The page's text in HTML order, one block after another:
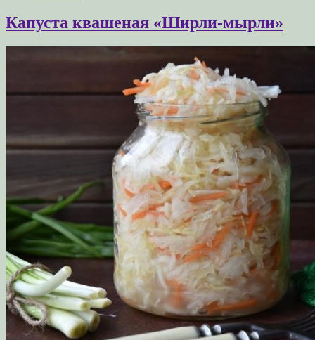
Капуста квашеная «Ширли-мырли»